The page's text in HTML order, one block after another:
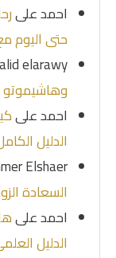
احمدعلى
حتى اليوم
elarawy
وهاشيموتو
احمدعلى
الدليل
Elshaer
السعادة
احمدعلى
الدليل